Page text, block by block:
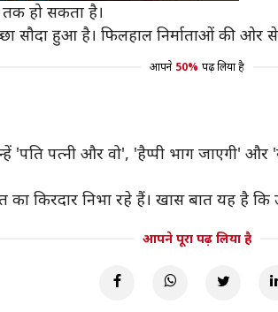
तक हो सकता है।
सौदा हुआ है। फिलहाल निर्माताओं की ओर
आपने 50% पढ़ लिया है
'पति पत्नी और वो', 'हैप्पी भाग जाएगी'
का किरदार निभा रहे हैं। खास बात यह है
आपने पूरा पढ़ लिया है